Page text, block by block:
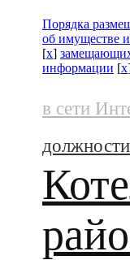
Порядка
об имуществе и
[x]
информации [x
в сети